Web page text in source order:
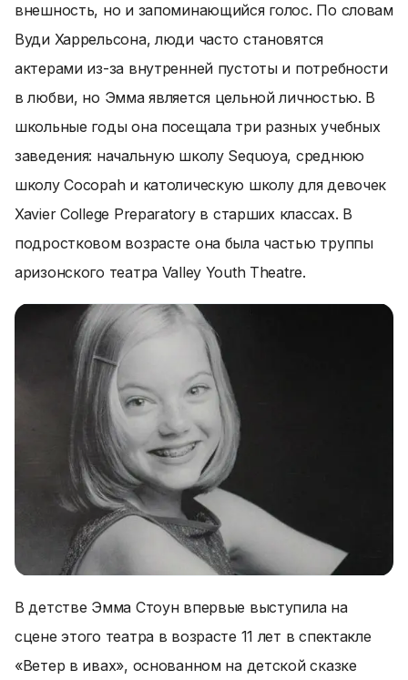
внешность, но и запоминающийся голос. По словам
Вуди Харрельсона, люди часто становятся
актерами из-за внутренней пустоты и потребности
в любви, но Эмма является цельной личностью. В
школьные годы она посещала три разных учебных
заведения: начальную школу Sequoya, среднюю
школу Cocopah и католическую школу для девочек
Xavier College Preparatory в старших классах. В
подростковом возрасте она была частью труппы
аризонского театра Valley Youth Theatre.
В детстве Эмма Стоун впервые выступила на
сцене этого театра в возрасте 11 лет в спектакле
«Ветер в ивах», основанном на детской сказке